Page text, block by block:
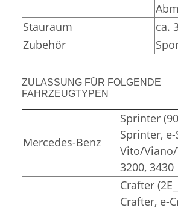
Stauraum
ca.
Zubehör
ZULASSUNG FÜR FOLGENDE
FAHRZEUGTYPEN
Mercedes-Benz
Sprinter
Sprinter,
Vito/Viano/
3200, 3430
Crafter
Crafter, e-